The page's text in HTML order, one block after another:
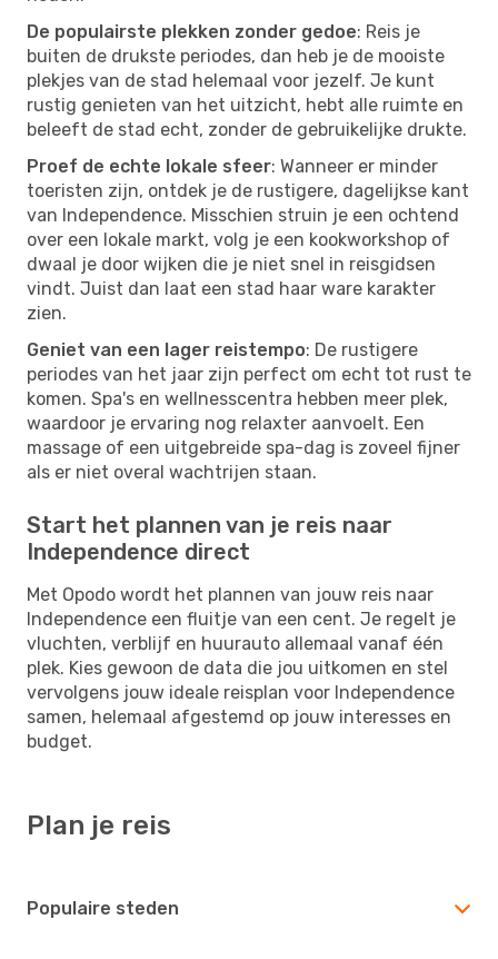
De populairste plekken zonder gedoe: Reis je
buiten de drukste periodes, dan heb je de mooiste
plekjes van de stad helemaal voor jezelf. Je kunt
rustig genieten van het uitzicht, hebt alle ruimte en
beleeft de stad echt, zonder de gebruikelijke drukte.
Proef de echte lokale sfeer: Wanneer er minder
toeristen zijn, ontdek je de rustigere, dagelijkse kant
van Independence. Misschien struin je een ochtend
over een lokale markt, volg je een kookworkshop of
dwaal je door wijken die je niet snel in reisgidsen
vindt. Juist dan laat een stad haar ware karakter
zien.
Geniet van een lager reistempo: De rustigere
periodes van het jaar zijn perfect om echt tot rust te
komen. Spa's en wellnesscentra hebben meer plek,
waardoor je ervaring nog relaxter aanvoelt. Een
massage of een uitgebreide spa-dag is zoveel fijner
als er niet overal wachtrijen staan.
Start het plannen van je reis naar
Independence direct
Met Opodo wordt het plannen van jouw reis naar
Independence een fluitje van een cent. Je regelt je
vluchten, verblijf en huurauto allemaal vanaf één
plek. Kies gewoon de data die jou uitkomen en stel
vervolgens jouw ideale reisplan voor Independence
samen, helemaal afgestemd op jouw interesses en
budget.
Plan je reis
Populaire steden